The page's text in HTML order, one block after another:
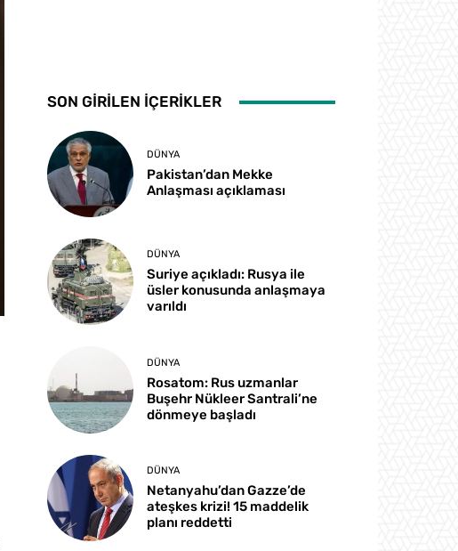
SON GİRİLEN İÇERİKLER
DÜNYA
Pakistan’dan Mekke
Anlaşması açıklaması
DÜNYA
Suriye açıkladı: Rusya ile
üsler konusunda anlaşmaya
varıldı
DÜNYA
Rosatom: Rus uzmanlar
Buşehr Nükleer Santrali’ne
dönmeye başladı
DÜNYA
Netanyahu’dan Gazze’de
ateşkes krizi! 15 maddelik
planı reddetti